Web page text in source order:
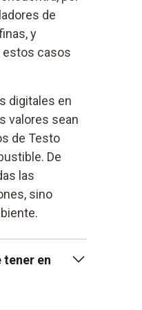
de
y
estos casos
digitales en
valores sean
de Testo
De
las
sino
tener en